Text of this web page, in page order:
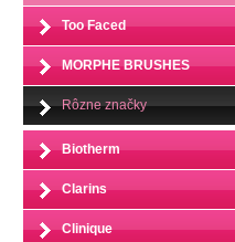
Too Faced
MORPHE BRUSHES
Rôzne značky
Biotherm
Clarins
Clinique